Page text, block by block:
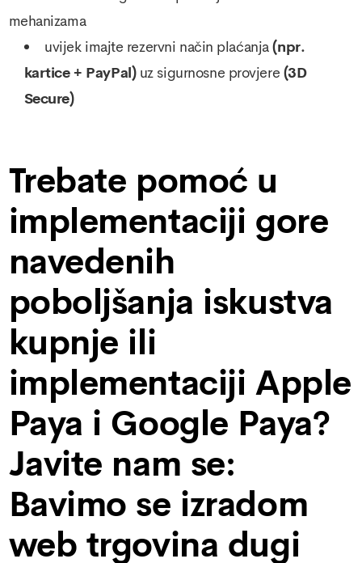
mehanizama
uvijek imajte rezervni način plaćanja(npr.
kartice + PayPal)uz sigurnosne provjere (3D
Secure)
Trebate pomoć u
implementaciji gore
navedenih
poboljšanja iskustva
kupnje ili
implementaciji Apple
Paya i Google Paya?
Javite nam se:
Bavimo se izradom
web trgovina dugi